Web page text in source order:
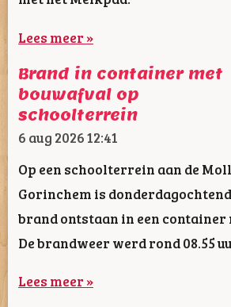
Lees meer »
Brand in container met
bouwafval op
schoolterrein
6 aug 202612:41
Op een schoolterrein aan de
Gorinchem is
brand ontstaan in een
De brandweer werd rond 08.55
Lees meer »